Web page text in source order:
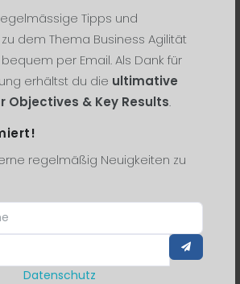
Tipps und
dem Thema Business Agilität
per Email. Als Dank für
erhältst du die ultimative
Objectives & Key Results.
regelmäßig Neuigkeiten zu
Datenschutz
zur freien
leistet. Sie verkauft nicht.
dreht sich vieles
Marktanteil. In
geht es um Leistung für
Bürger. Das macht Key
einfacher – aber anders.